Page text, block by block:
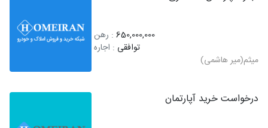
650,000,000 : رهن
توافقی : اجاره
میثم(میر هاشمی)
درخواست خرید آپارتمان